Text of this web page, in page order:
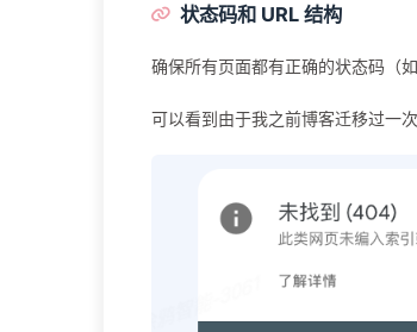
状态码和 URL 结构
确保所有页面都有正确的状态码（
可以看到由于我之前博客迁移过一